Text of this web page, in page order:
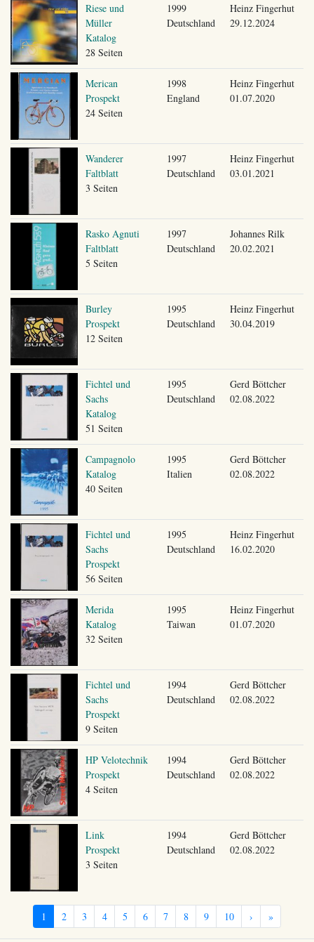
Riese und
Müller
Katalog
28 Seiten
1999
Deutschland
Heinz Fingerhut
29.12.2024
Merican
Prospekt
24 Seiten
1998
England
Heinz Fingerhut
01.07.2020
Wanderer
Faltblatt
3 Seiten
1997
Deutschland
Heinz Fingerhut
03.01.2021
Rasko Agnuti
Faltblatt
5 Seiten
1997
Deutschland
Johannes Rilk
20.02.2021
Burley
Prospekt
12 Seiten
1995
Deutschland
Heinz Fingerhut
30.04.2019
Fichtel und
Sachs
Katalog
51 Seiten
1995
Deutschland
Gerd Böttcher
02.08.2022
Campagnolo
Katalog
40 Seiten
1995
Italien
Gerd Böttcher
02.08.2022
Fichtel und
Sachs
Prospekt
56 Seiten
1995
Deutschland
Heinz Fingerhut
16.02.2020
Merida
Katalog
32 Seiten
1995
Taiwan
Heinz Fingerhut
01.07.2020
Fichtel und
Sachs
Prospekt
9 Seiten
1994
Deutschland
Gerd Böttcher
02.08.2022
HP Velotechnik
Prospekt
4 Seiten
1994
Deutschland
Gerd Böttcher
02.08.2022
Link
Prospekt
3 Seiten
1994
Deutschland
Gerd Böttcher
02.08.2022
1 2 3 4 5 6 7 8 9 10 › »